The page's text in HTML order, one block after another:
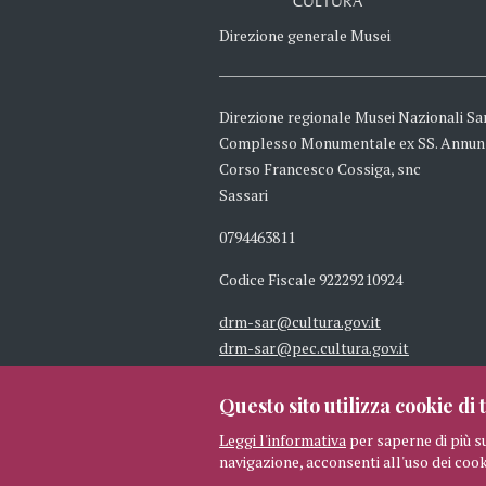
Direzione generale Musei
Direzione regionale Musei Nazionali
Complesso Monumentale ex SS.
Corso Francesco Cossiga, snc
Sassari
0794463811
Codice Fiscale 92229210924
drm-sar@cultura.gov.it
drm-sar@pec.cultura.gov.it
© 2026 MIBAC TUTTI I DIRITTI
Questo sito utilizza cookie
Leggi l'informativa per saperne di più
navigazione, acconsenti all'uso dei